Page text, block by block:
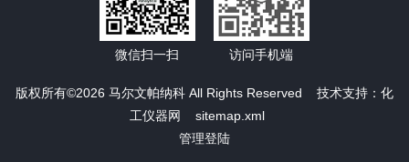
版权所有©2026 马尔文帕纳科 All Rights Reserved 技术支持： 化
工仪器网
sitemap.xml
管理登陆
微信扫一扫 访问手机端